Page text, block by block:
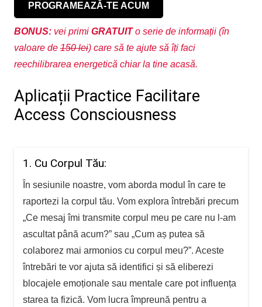
PROGRAMEAZĂ-TE ACUM
BONUS: vei primi GRATUITo serie de informații (în
valoare de 150 lei) care să te ajute să îți faci
reechilibrarea energetică chiar la tine acasă.
Aplicații Practice Facilitare
Access Consciousness
1. Cu Corpul Tău:
În sesiunile noastre, vom aborda modul în care te
raportezi la corpul tău. Vom explora întrebări precum
„Ce mesaj îmi transmite corpul meu pe care nu l-am
ascultat până acum?” sau „Cum aș putea să
colaborez mai armonios cu corpul meu?”. Aceste
întrebări te vor ajuta să identifici și să eliberezi
blocajele emoționale sau mentale care pot influența
starea ta fizică. Vom lucra împreună pentru a